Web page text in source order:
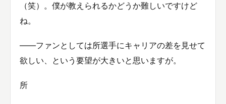
（笑）。僕が教えられるかどうか難しいですけど
ね。
――ファンとしては所選手にキャリアの差を見せて
欲しい、という要望が大きいと思いますが。
所